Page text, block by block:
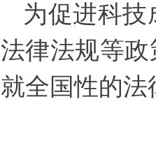
为促进科
法律法规等
就全国性的